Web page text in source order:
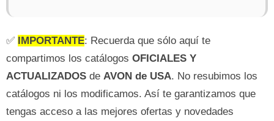
✅ IMPORTANTE: Recuerda que sólo aquí te
compartimos los catálogos OFICIALES Y
ACTUALIZADOS de AVON de USA. No resubimos los
catálogos ni los modificamos. Así te garantizamos que
tengas acceso a las mejores ofertas y novedades